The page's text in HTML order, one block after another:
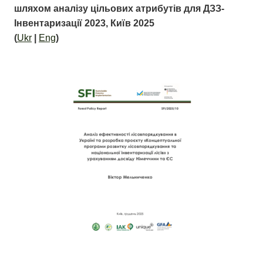
шляхом аналізу цільових атрибутів для ДЗЗ-
Інвентаризації 2023, Київ 2025
(Ukr Eng)